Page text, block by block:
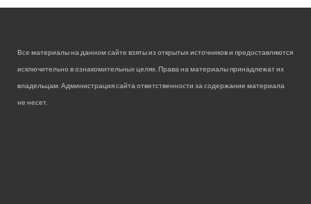
Все материалы на данном сайте взяты из открытых источников и предоставляются
исключительно в ознакомительных целях. Права на материалы принадлежат их
владельцам. Администрация сайта ответственности за содержание материала
не несет.